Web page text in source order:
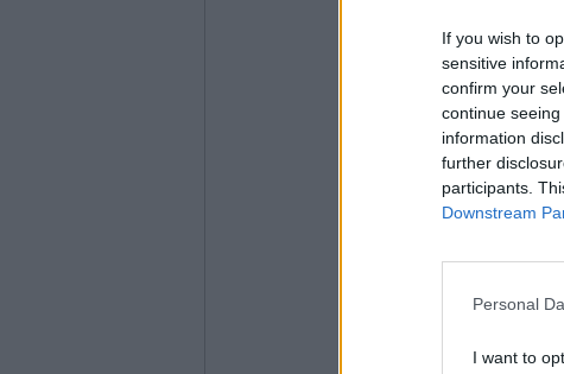
If you wish to
sensitive
confirm your
continue
information
further
participants.
Downstream
Personal
I want to